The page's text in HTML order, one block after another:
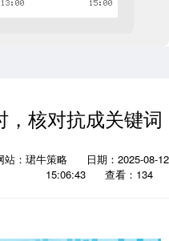
，核对抗成关键词
站：珺牛策略
日期：2025-08-12
15:06:43
查看：134